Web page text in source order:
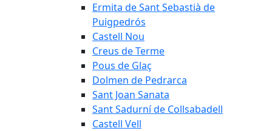
Ermita de Sant Sebastià de
Puigpedrós
Castell Nou
Creus de Terme
Pous de Glaç
Dolmen de Pedrarca
Sant Joan Sanata
Sant Sadurní de Collsabadell
Castell Vell